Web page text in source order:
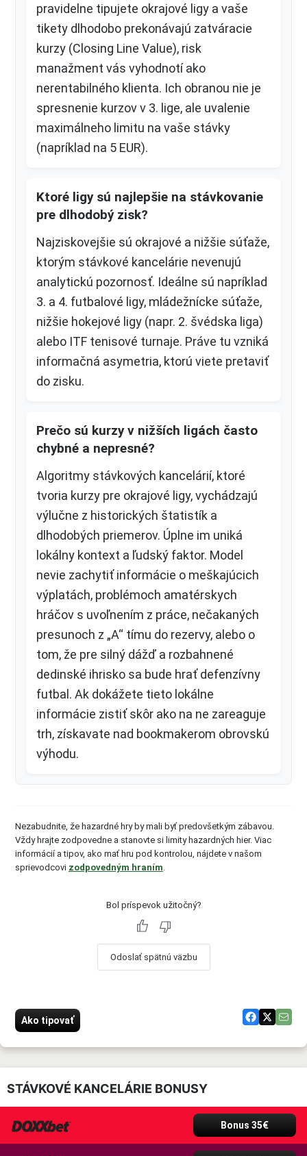
pravidelne tipujete okrajové ligy a vaše
tikety dlhodobo prekonávajú zatváracie
kurzy (Closing Line Value), risk
manažment vás vyhodnotí ako
nerentabilného klienta. Ich obranou nie je
spresnenie kurzov v 3. lige, ale uvalenie
maximálneho limitu na vaše stávky
(napríklad na 5 EUR).
Ktoré ligy sú najlepšie na stávkovanie
pre dlhodobý zisk?
Najziskovejšie sú okrajové a nižšie súťaže,
ktorým stávkové kancelárie nevenujú
analytickú pozornosť. Ideálne sú napríklad
3. a 4. futbalové ligy, mládežnícke súťaže,
nižšie hokejové ligy (napr. 2. švédska liga)
alebo ITF tenisové turnaje. Práve tu vzniká
informačná asymetria, ktorú viete pretaviť
do zisku.
Prečo sú kurzy v nižších ligách často
chybné a nepresné?
Algoritmy stávkových kancelárií, ktoré
tvoria kurzy pre okrajové ligy, vychádzajú
výlučne z historických štatistík a
dlhodobých priemerov. Úplne im uniká
lokálny kontext a ľudský faktor. Model
nevie zachytiť informácie o meškajúcich
výplatách, problémoch amatérskych
hráčov s uvoľnením z práce, nečakaných
presunoch z „A“ tímu do rezervy, alebo o
tom, že pre silný dážď a rozbahnené
dedinské ihrisko sa bude hrať defenzívny
futbal. Ak dokážete tieto lokálne
informácie zistiť skôr ako na ne zareaguje
trh, získavate nad bookmakerom obrovskú
výhodu.
Nezabudnite, že hazardné hry by mali byť predovšetkým zábavou.
Vždy hrajte zodpovedne a stanovte si limity hazardných hier. Viac
informácií a tipov, ako mať hru pod kontrolou, nájdete v našom
sprievodcovi zodpovedným hraním.
Bol príspevok užitočný?
Odoslať spätnú väzbu
Ako tipovať
STÁVKOVÉ KANCELÁRIE BONUSY
Bonus 35€